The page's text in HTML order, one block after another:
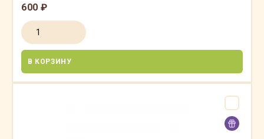
600 ₽
В КОРЗИНУ